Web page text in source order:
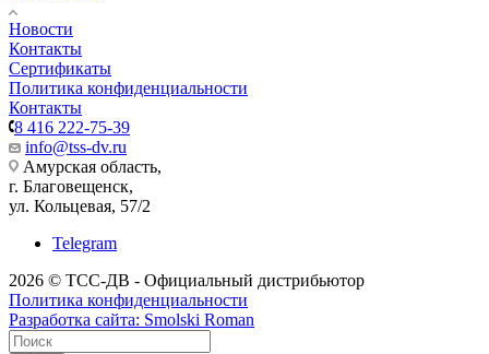
Новости
Контакты
Сертификаты
Политика конфиденциальности
Контакты
8 416 222-75-39
info@tss-dv.ru
Амурская область,
г. Благовещенск,
ул. Кольцевая, 57/2
Telegram
2026 © ТСС-ДВ - Официальный дистрибьютор
Политика конфиденциальности
Разработка сайта: Smolski Roman